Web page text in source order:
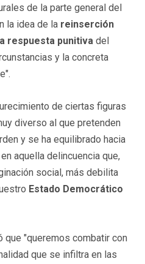
de la parte general del
la idea de la reinserción
respuesta punitiva del
y la concreta
de ciertas figuras
diverso al que pretenden
y se ha equilibrado hacia
aquella delincuencia que,
social, más debilita
Estado Democrático
que "queremos combatir con
que se infiltra en las